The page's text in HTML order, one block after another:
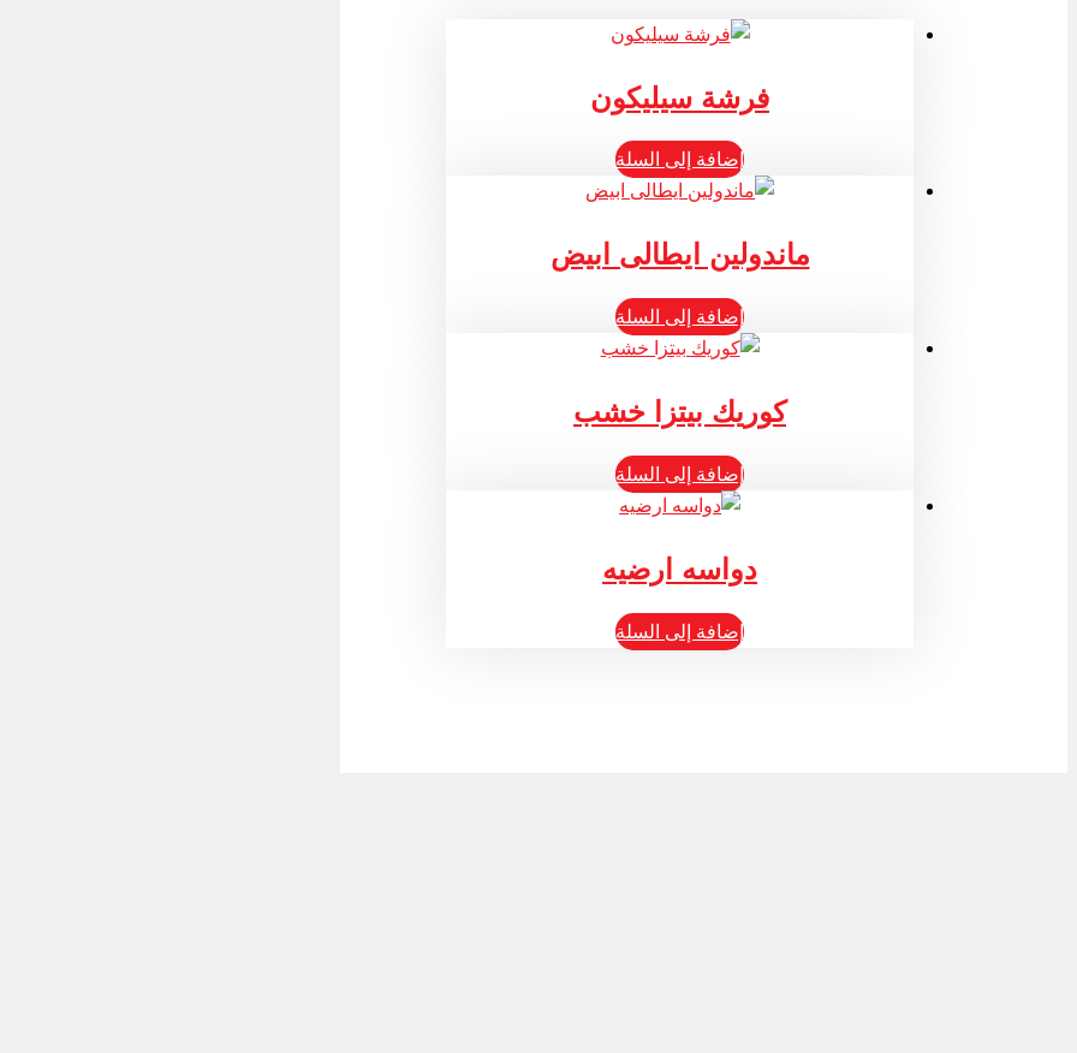
فرشة سيليكون
إضافة إلى السلة
ماندولين ايطالى ابيض
إضافة إلى السلة
كوريك بيتزا خشب
إضافة إلى السلة
دواسه ارضيه
إضافة إلى السلة